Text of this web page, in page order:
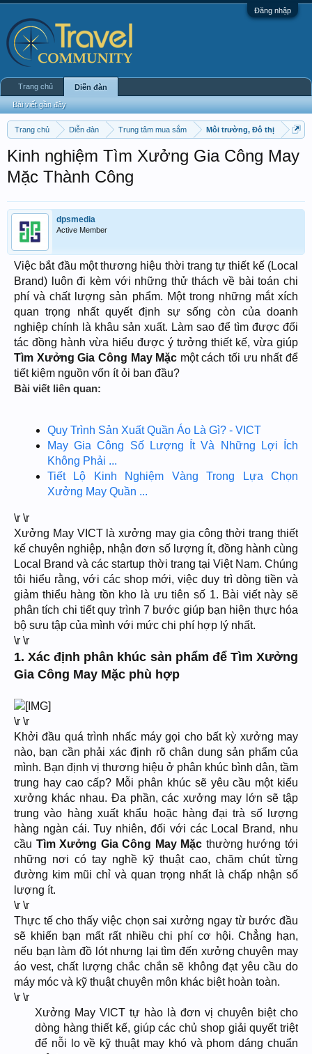
Đăng nhập
Trang chủ Diễn đàn Trung tâm mua sắm Môi trường, Đô thị
Kinh nghiệm Tìm Xưởng Gia Công May
Mặc Thành Công
dpsmedia
Active Member
Việc bắt đầu một thương hiệu thời trang tự thiết kế (Local
Brand) luôn đi kèm với những thử thách về bài toán chi
phí và chất lượng sản phẩm. Một trong những mắt xích
quan trọng nhất quyết định sự sống còn của doanh
nghiệp chính là khâu sản xuất. Làm sao để tìm được đối
tác đồng hành vừa hiểu được ý tưởng thiết kế, vừa giúp
Tìm Xưởng Gia Công May Mặc một cách tối ưu nhất để
tiết kiệm nguồn vốn ít ỏi ban đầu?
Bài viết liên quan:
Quy Trình Sản Xuất Quần Áo Là Gì? - VICT
May Gia Công Số Lượng Ít Và Những Lợi Ích
Không Phải ...
Tiết Lộ Kinh Nghiệm Vàng Trong Lựa Chọn
Xưởng May Quần ...
\r \r
Xưởng May VICT là xưởng may gia công thời trang thiết
kế chuyên nghiệp, nhận đơn số lượng ít, đồng hành cùng
Local Brand và các startup thời trang tại Việt Nam. Chúng
tôi hiểu rằng, với các shop mới, việc duy trì dòng tiền và
giảm thiểu hàng tồn kho là ưu tiên số 1. Bài viết này sẽ
phân tích chi tiết quy trình 7 bước giúp bạn hiện thực hóa
bộ sưu tập của mình với mức chi phí hợp lý nhất.
\r \r
1. Xác định phân khúc sản phẩm để Tìm Xưởng
Gia Công May Mặc phù hợp
\r \r
Khởi đầu quá trình nhấc máy gọi cho bất kỳ xưởng may
nào, bạn cần phải xác định rõ chân dung sản phẩm của
mình. Bạn định vị thương hiệu ở phân khúc bình dân, tầm
trung hay cao cấp? Mỗi phân khúc sẽ yêu cầu một kiểu
xưởng khác nhau. Đa phần, các xưởng may lớn sẽ tập
trung vào hàng xuất khẩu hoặc hàng đại trà số lượng
hàng ngàn cái. Tuy nhiên, đối với các Local Brand, nhu
cầu Tìm Xưởng Gia Công May Mặc thường hướng tới
những nơi có tay nghề kỹ thuật cao, chăm chút từng
đường kim mũi chỉ và quan trọng nhất là chấp nhận số
lượng ít.
\r \r
Thực tế cho thấy việc chọn sai xưởng ngay từ bước đầu
sẽ khiến bạn mất rất nhiều chi phí cơ hội. Chẳng hạn,
nếu bạn làm đồ lót nhưng lại tìm đến xưởng chuyên may
áo vest, chất lượng chắc chắn sẽ không đạt yêu cầu do
máy móc và kỹ thuật chuyên môn khác biệt hoàn toàn.
\r \r
Xưởng May VICT tự hào là đơn vị chuyên biệt cho
dòng hàng thiết kế, giúp các chủ shop giải quyết triệt
để nỗi lo về kỹ thuật may khó và phom dáng chuẩn
Trang chủ Diễn đàn
Bài viết gần đây